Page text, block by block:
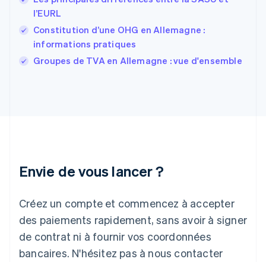
l’EURL
Constitution d’une OHG en Allemagne :
informations pratiques
Groupes de TVA en Allemagne : vue d'ensemble
Envie de vous lancer ?
Créez un compte et commencez à accepter
des paiements rapidement, sans avoir à signer
de contrat ni à fournir vos coordonnées
bancaires. N'hésitez pas à nous contacter
France
Gibraltar
English
Grèce
English
Japon
Lettonie
English
Liechtenstein
DeutschEnglish
Lituanie